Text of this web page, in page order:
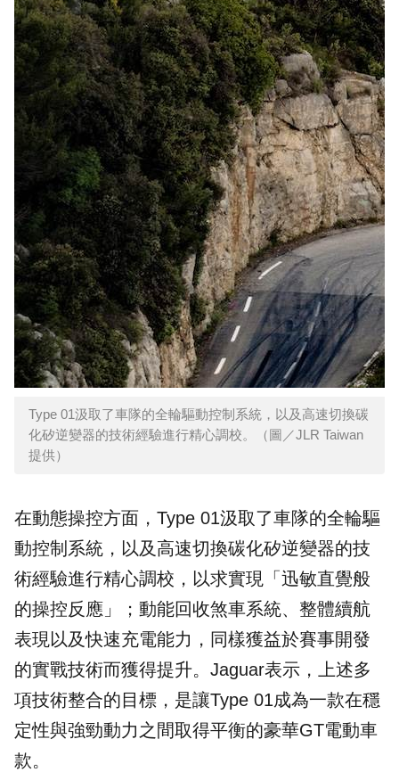
Type 01汲取了車隊的全輪驅動控制系統，以及高速切換碳
化矽逆變器的技術經驗進行精心調校。（圖／JLR Taiwan
提供）
在動態操控方面，Type 01汲取了車隊的全輪驅
動控制系統，以及高速切換碳化矽逆變器的技
術經驗進行精心調校，以求實現「迅敏直覺般
的操控反應」；動能回收煞車系統、整體續航
表現以及快速充電能力，同樣獲益於賽事開發
的實戰技術而獲得提升。Jaguar表示，上述多
項技術整合的目標，是讓Type 01成為一款在穩
定性與強勁動力之間取得平衡的豪華GT電動車
款。